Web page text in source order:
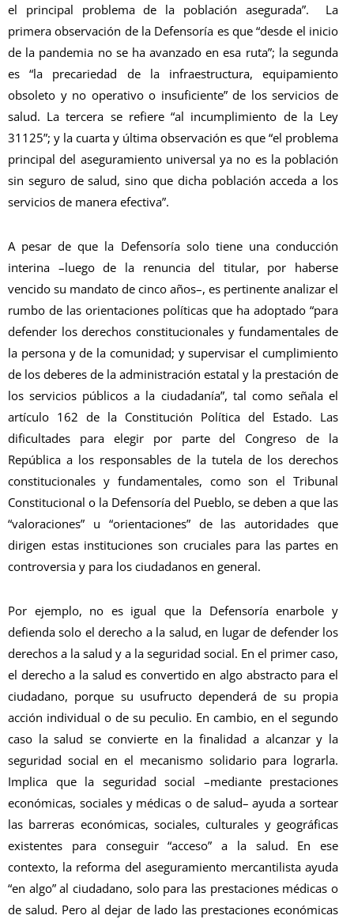
el principal problema de la población asegurada”. La
primera observación de la Defensoría es que “desde el inicio
de la pandemia no se ha avanzado en esa ruta”; la segunda
es “la precariedad de la infraestructura, equipamiento
obsoleto y no operativo o insuficiente” de los servicios de
salud. La tercera se refiere “al incumplimiento de la Ley
31125”; y la cuarta y última observación es que “el problema
principal del aseguramiento universal ya no es la población
sin seguro de salud, sino que dicha población acceda a los
servicios de manera efectiva”.
A pesar de que la Defensoría solo tiene una conducción
interina –luego de la renuncia del titular, por haberse
vencido su mandato de cinco años–, es pertinente analizar el
rumbo de las orientaciones políticas que ha adoptado “para
defender los derechos constitucionales y fundamentales de
la persona y de la comunidad; y supervisar el cumplimiento
de los deberes de la administración estatal y la prestación de
los servicios públicos a la ciudadanía”, tal como señala el
artículo 162 de la Constitución Política del Estado. Las
dificultades para elegir por parte del Congreso de la
República a los responsables de la tutela de los derechos
constitucionales y fundamentales, como son el Tribunal
Constitucional o la Defensoría del Pueblo, se deben a que las
“valoraciones” u “orientaciones” de las autoridades que
dirigen estas instituciones son cruciales para las partes en
controversia y para los ciudadanos en general.
Por ejemplo, no es igual que la Defensoría enarbole y
defienda solo el derecho a la salud, en lugar de defender los
derechos a la salud y a la seguridad social. En el primer caso,
el derecho a la salud es convertido en algo abstracto para el
ciudadano, porque su usufructo dependerá de su propia
acción individual o de su peculio. En cambio, en el segundo
caso la salud se convierte en la finalidad a alcanzar y la
seguridad social en el mecanismo solidario para lograrla.
Implica que la seguridad social –mediante prestaciones
económicas, sociales y médicas o de salud– ayuda a sortear
las barreras económicas, sociales, culturales y geográficas
existentes para conseguir “acceso” a la salud. En ese
contexto, la reforma del aseguramiento mercantilista ayuda
“en algo” al ciudadano, solo para las prestaciones médicas o
de salud. Pero al dejar de lado las prestaciones económicas